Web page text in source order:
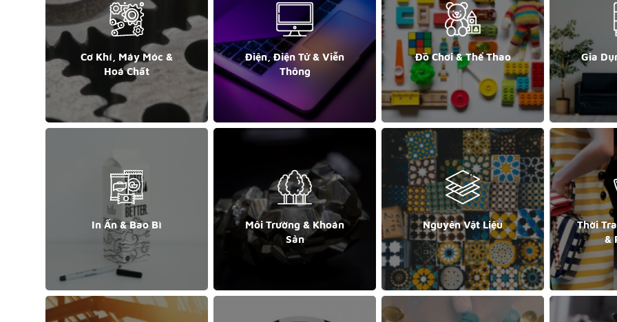
Cơ Khí, Máy Móc &
Hoá Chất
Điện, Điện Tử & Viễn
Thông
Đồ Chơi & Thể Thao Gia
In Ấn & Bao Bì
Môi Trường & Khoán
Sản
Nguyên Vật Liệu
Thời
&